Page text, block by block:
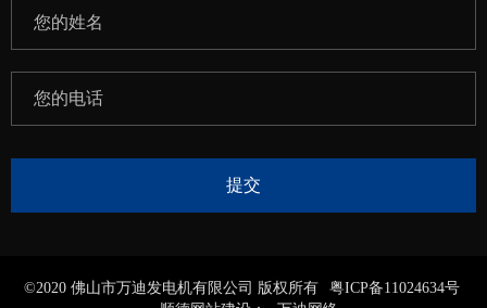
©2020 佛山市万迪发电机有限公司 版权所有
粤ICP备11024634号